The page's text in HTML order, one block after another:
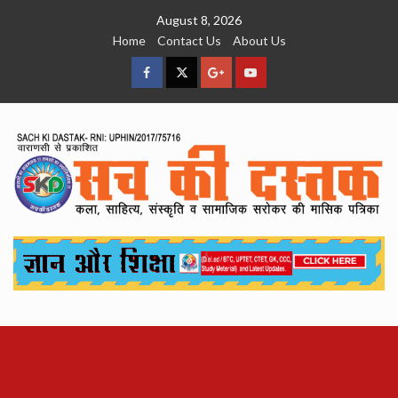
August 8, 2026
Home
Contact Us About Us
facebookTwitterGoogleYouTube